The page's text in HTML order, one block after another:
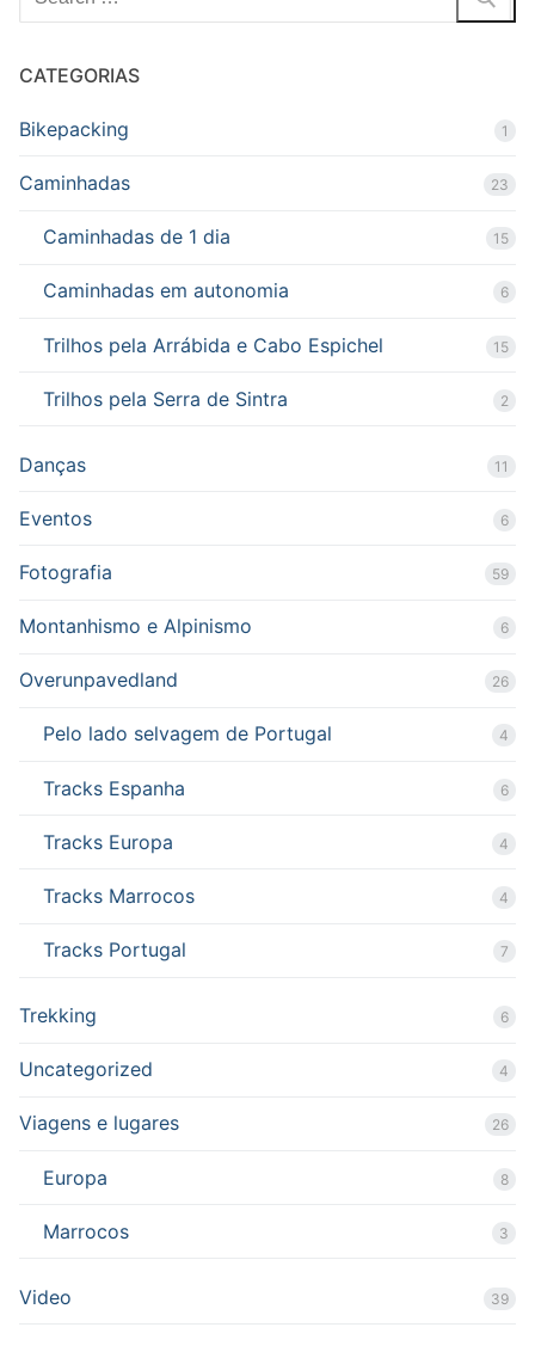
por:
CATEGORIAS
Bikepacking 1
Caminhadas 23
Caminhadas de 1 dia 15
Caminhadas em autonomia 6
Trilhos pela Arrábida e Cabo Espichel 15
Trilhos pela Serra de Sintra 2
Danças 11
Eventos 6
Fotografia 59
Montanhismo e Alpinismo 6
Overunpavedland 26
Pelo lado selvagem de Portugal 4
Tracks Espanha 6
Tracks Europa 4
Tracks Marrocos 4
Tracks Portugal 7
Trekking 6
Uncategorized 4
Viagens e lugares 26
Europa 8
Marrocos 3
Video 39